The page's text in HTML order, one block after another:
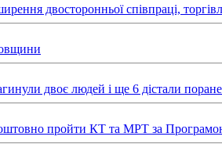
двосторонньої співпраці,
двоє людей і ще 6 дістали
пройти КТ та МРТ за